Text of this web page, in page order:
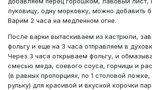
луковицу, одну морковку, можно добавить
Варим 2 часа на медленном огне.
После варки вытаскиваем из кастрюли,
фольгу и еще на 3 часа отправляем в
Через 3 часа открываем фольгу, и
смесью меда, соевого соуса, горчицы и
(в равных пропорциях, по 1 столовой ложке,
рульку) для красивой и вкусной корочки